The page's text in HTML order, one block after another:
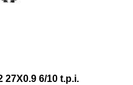
27X0.9 6/10 t.p.i.